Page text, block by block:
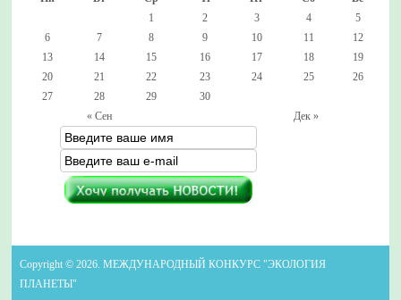
« Сен Дек »
1 2 3 4
5
6
7 8 9 10 11
12
13
14 15 16 17 18
19
20
21 22 23 24 25
26
27
28 29 30
Copyright © 2026. МЕЖДУНАРОДНЫЙ КОНКУРС "ЭКОЛОГИЯ
ПЛАНЕТЫ"